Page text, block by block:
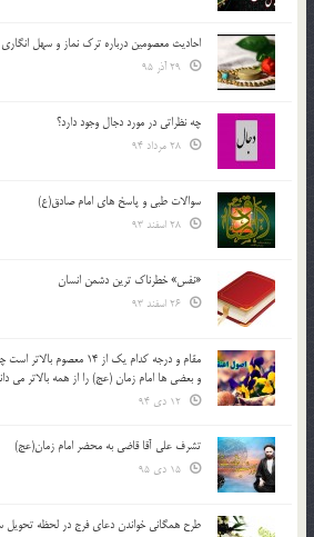
احادیث معصومین درباره ترک نماز و سهل انگاری
چه نظراتی در مورد دجال وجود دارد؟
سوالات طبی و پاسخ های امام صادق(ع)
«نفس» خطرناک ترین دشمن انسان
مقام و درجه كدام يك از 14
و بعضي ها امام زمان (عج) را از همه بالاتر مي
تشرف علي آقا قاضي به محضر امام زمان(عج)
طرح همگانی خواندن دعای فرج در لحظه تحویل